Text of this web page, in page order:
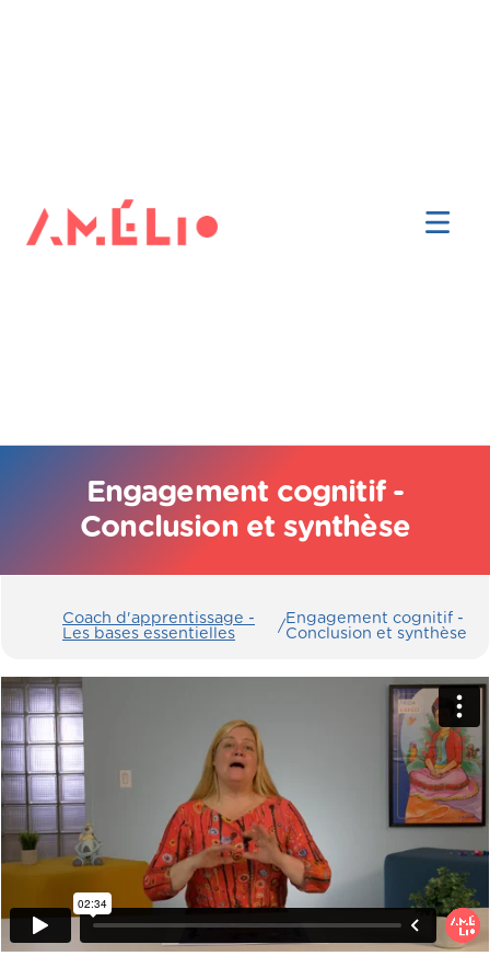
Engagement cognitif -
Conclusion et synthèse
Coach d'apprentissage -
Les bases essentielles
/Engagement cognitif -
Conclusion et synthèse